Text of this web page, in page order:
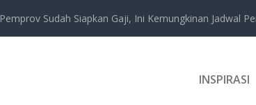
Pemprov Sudah Siapkan Gaji, Ini Kemungkinan Jadwal
INSPIRASI